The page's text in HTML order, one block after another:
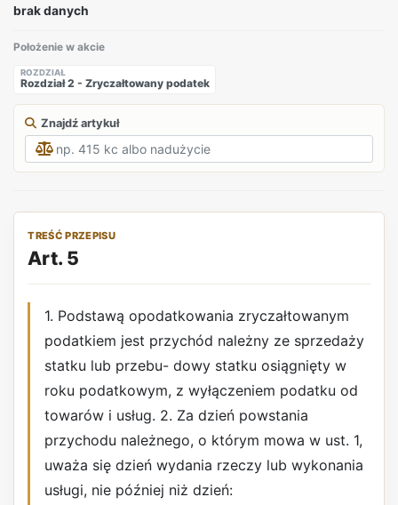
brak danych
Położenie w akcie
ROZDZIAŁ
Rozdział 2 - Zryczałtowany podatek
Znajdź artykuł
TREŚĆ PRZEPISU
Art. 5
1. Podstawą opodatkowania zryczałtowanym
podatkiem jest przychód należny ze sprzedaży
statku lub przebu- dowy statku osiągnięty w
roku podatkowym, z wyłączeniem podatku od
towarów i usług. 2. Za dzień powstania
przychodu należnego, o którym mowa w ust. 1,
uważa się dzień wydania rzeczy lub wykonania
usługi, nie później niż dzień: